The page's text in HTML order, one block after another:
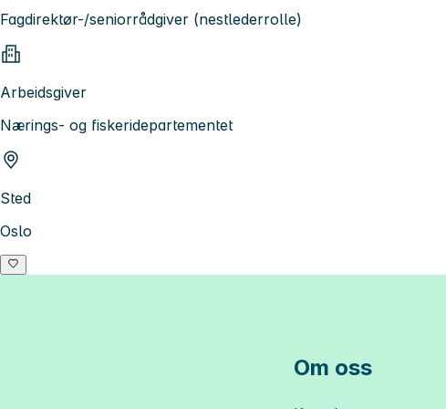
Fagdirektør-/seniorrådgiver (nestlederrolle)
Arbeidsgiver
Nærings- og fiskeridepartementet
Sted
Oslo
Om oss